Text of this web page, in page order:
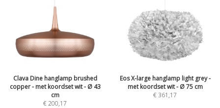
Clava Dine hanglamp brushed
copper - met koordset wit - Ø 43
cm
€200,17
Eos X-large hanglamp light grey -
met koordset wit - Ø 75 cm
€361,17